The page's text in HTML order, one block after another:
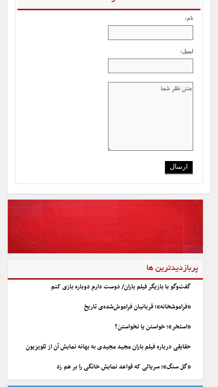
نام:
ایمیل:
پربازدیدترین ها
گفت‌وگو با بازیگر فیلم باران/ دوست دارم دوباره بازی کنم
«فراموشخانه»؛ قربانیان فراموش‌شده‌ی تاریخ
«استخر»؛ خواستن یا نخواستن؟
حقایقی درباره فیلم باران مجید مجیدی به بهانه نمایش آن از تلویزیون
«گل سنگ»؛ سریالی که قواعد نمایش خانگی را بر هم زد